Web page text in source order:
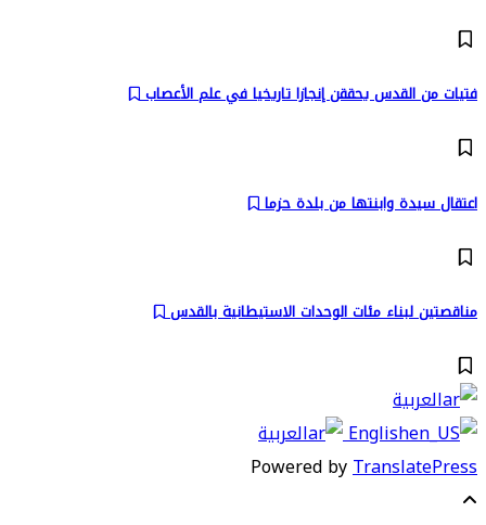
فتيات من القدس يحققن إنجازا تاريخيا في علم الأعصاب
اعتقال سيدة وابنتها من بلدة حزما
مناقصتين لبناء مئات الوحدات الاستيطانية بالقدس
العربية
English
العربية
Powered byTranslatePress